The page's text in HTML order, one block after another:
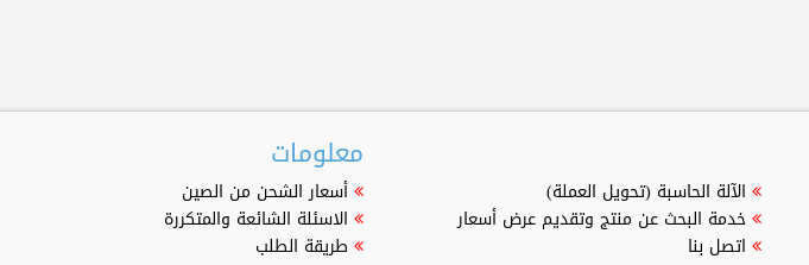
معلومات
أسعار الشحن من الصين
الاسئلة الشائعة والمتكررة
طريقة الطلب
الآلة الحاسبة (تحويل العملة)
خدمة البحث عن منتج وتقديم عرض أسعار
اتصل بنا